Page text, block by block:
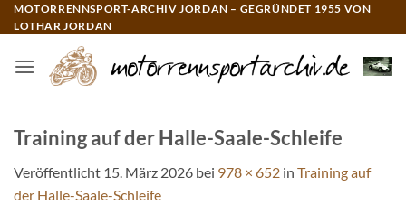
Zum
Inhalt
MOTORRENNSPORT-ARCHIV JORDAN – GEGRÜNDET 1955 VON
LOTHAR JORDAN
Training auf der Halle-Saale-Schleife
Veröffentlicht 15. März 2026 bei 978 × 652 in Training auf
der Halle-Saale-Schleife